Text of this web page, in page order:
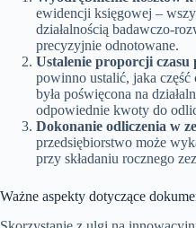
ewidencji księgowej –
działalnością badawczo-
precyzyjnie odnotowane.
Ustalenie proporcji czasu
powinno ustalić, jaka
była poświęcona na
odpowiednie kwoty do
Dokonanie odliczenia w
przedsiębiorstwo może
przy składaniu rocznego
Ważne aspekty dotyczące